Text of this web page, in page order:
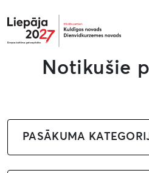
Liepāja2027
Notikušie
PASĀKUMA